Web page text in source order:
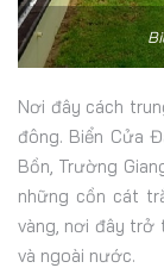
Nơi đây cách
đông. Biển Cửa
Bồn, Trường
những cồn cát
vàng, nơi đây trở
và ngoài nước.